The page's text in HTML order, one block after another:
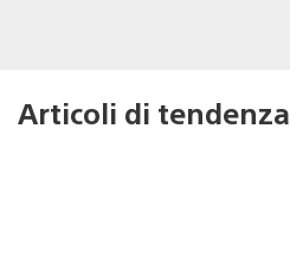
Articoli di tendenza